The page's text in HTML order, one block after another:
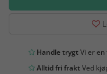
Handle trygtVi er
Alltid fri fraktVed